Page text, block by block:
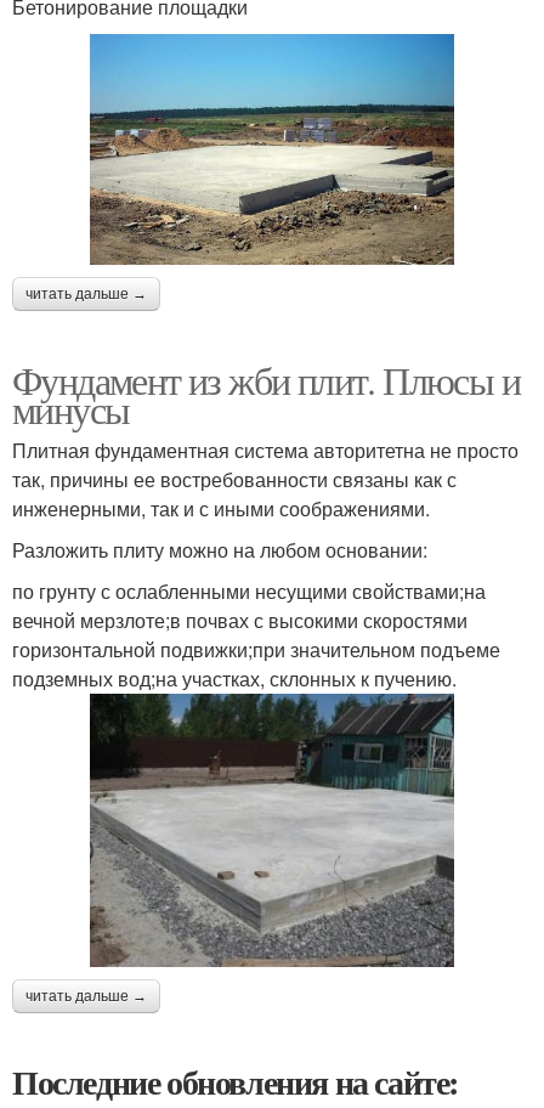
Бетонирование площадки
читать дальше →
Фундамент из жби плит. Плюсы и
минусы
Плитная фундаментная система авторитетна не просто
так, причины ее востребованности связаны как с
инженерными, так и с иными соображениями.
Разложить плиту можно на любом основании:
по грунту с ослабленными несущими свойствами;на
вечной мерзлоте;в почвах с высокими скоростями
горизонтальной подвижки;при значительном подъеме
подземных вод;на участках, склонных к пучению.
читать дальше →
Последние обновления на сайте: